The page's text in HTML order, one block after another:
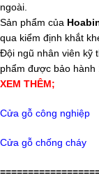
ngoài.
Sản phẩm của
qua kiểm định khắt
Đội ngũ nhân viên kỹ
phẩm được bảo hành
XEM THÊM;
Cửa gỗ công nghiệp
Cửa gỗ chống cháy